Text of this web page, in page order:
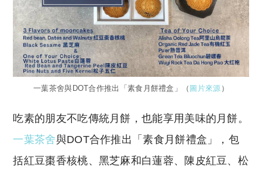
一葉茶舍與DOT合作推出「素食月餅禮盒」（ 圖片來源 ）
吃素的朋友不吃傳統月餅，也能享用美味的月餅。
一葉茶舍與DOT合作推出「素食月餅禮盒」，包
括紅豆棗香核桃、黑芝麻和白蓮蓉、陳皮紅豆、松